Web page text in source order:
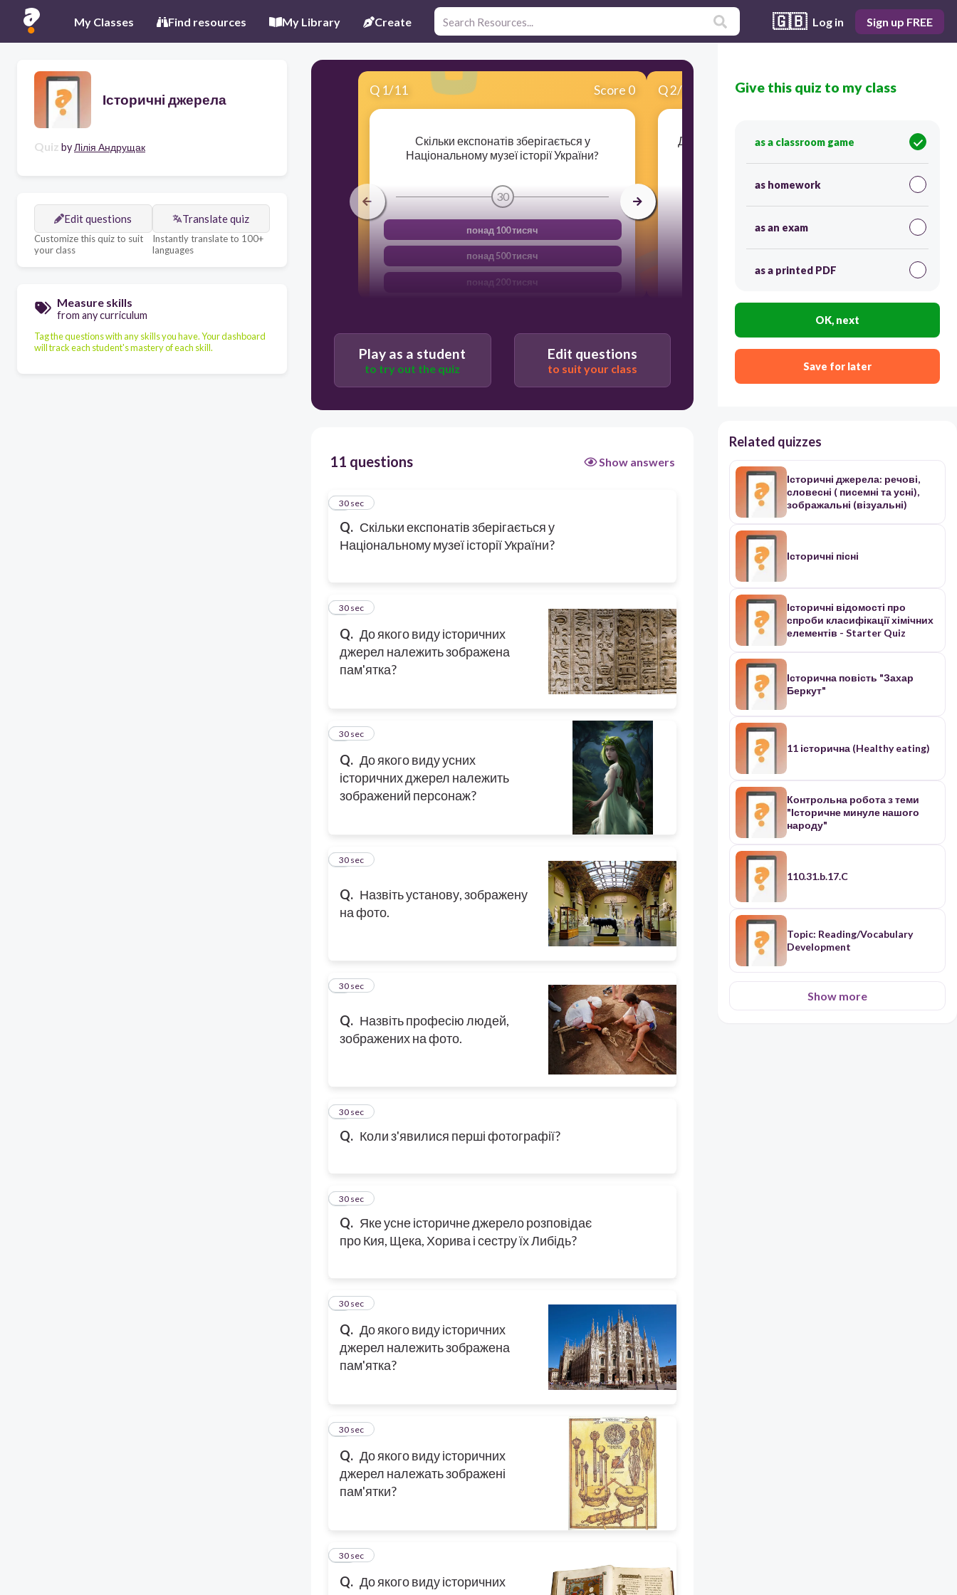
My Classes Find resources My Library Create 🇬🇧 Log in Sign up FREE
Історичні джерела
Quiz byЛілія Андрущак
Edit questions
Customize this quiz to suit
your class
Translate quiz
Instantly translate to 100+
languages
Measure skills
from any curriculum
Tag the questions with any skills you have. Your dashboard
will track each student's mastery of each skill.
Q 1/11 Score 0
Скільки експонатів зберігається у
Національному музеї історії України?
30
понад 100 тисяч
понад 500 тисяч
понад 200 тисяч
Q2/11 Score 0
До якого виду історичних джерел належить
усних
Play as a student
to try out the quiz
Edit questions
to suit your class
11 questions Show answers
Q. Скільки експонатів зберігається у
Національному музеї історії України?
1
30 sec
Q. До якого виду історичних
джерел належить зображена
пам'ятка?
2
30 sec
Q. До якого виду усних
історичних джерел належить
зображений персонаж?
3
30 sec
Q. Назвіть установу, зображену
на фото.
4
30 sec
Q. Назвіть професію людей,
зображених на фото.
5
30 sec
Q. Коли з'явилися перші фотографії?
6
30 sec
Q. Яке усне історичне джерело розповідає
про Кия, Щека, Хорива і сестру їх Либідь?
7
30 sec
Q. До якого виду історичних
джерел належить зображена
пам'ятка?
8
30 sec
Q. До якого виду історичних
джерел належать зображені
пам'ятки?
9
30 sec
Q. До якого виду історичних
10
30 sec
Give this quiz to my class
as a classroom game
as homework
as an exam
as a printed PDF
OK, next
Save for later
Related quizzes
Історичні джерела: речові,
словесні ( писемні та усні),
зображальні (візуальні)
Історичні пісні
Історичні відомості про
спроби класифікації хімічних
елементів - Starter Quiz
Історична повість "Захар
Беркут"
11 історична (Healthy eating)
Контрольна робота з теми
"Історичне минуле нашого
народу"
110.31.b.17.C
Topic: Reading/Vocabulary
Development
Show more